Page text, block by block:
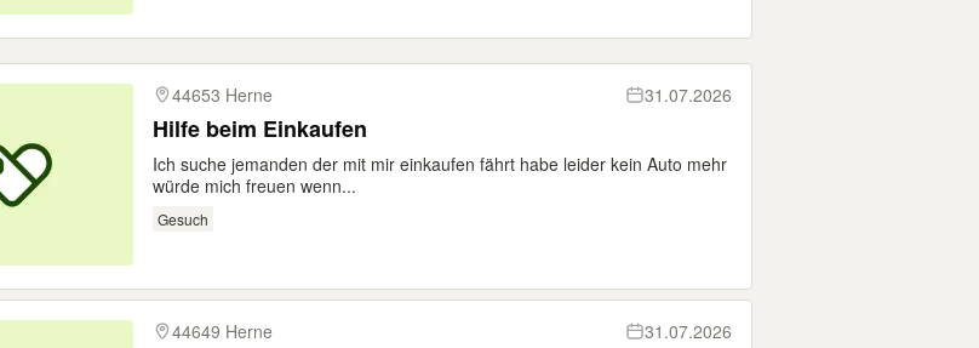
44653 Herne 31.07.2026
Hilfe beim Einkaufen
Ich suche jemanden der mit mir einkaufen fährt habe leider kein Auto mehr
würde mich freuen wenn...
Gesuch
44649 Herne 31.07.2026